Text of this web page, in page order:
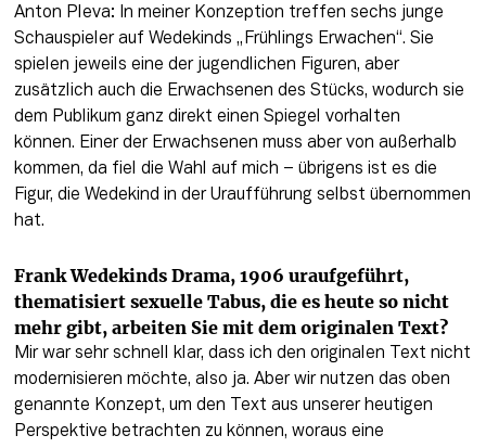
Anton Pleva: In meiner Konzeption treffen sechs junge
Schauspieler auf Wedekinds „Frühlings Erwachen“. Sie
spielen jeweils eine der jugendlichen Figuren, aber
zusätzlich auch die Erwachsenen des Stücks, wodurch sie
dem Publikum ganz direkt einen Spiegel vorhalten
können. Einer der Erwachsenen muss aber von außerhalb
kommen, da fiel die Wahl auf mich – übrigens ist es die
Figur, die Wedekind in der Uraufführung selbst übernommen
hat.
Frank Wedekinds Drama, 1906 uraufgeführt,
thematisiert sexuelle Tabus, die es heute so nicht
mehr gibt, arbeiten Sie mit dem originalen Text?
Mir war sehr schnell klar, dass ich den originalen Text nicht
modernisieren möchte, also ja. Aber wir nutzen das oben
genannte Konzept, um den Text aus unserer heutigen
Perspektive betrachten zu können, woraus eine